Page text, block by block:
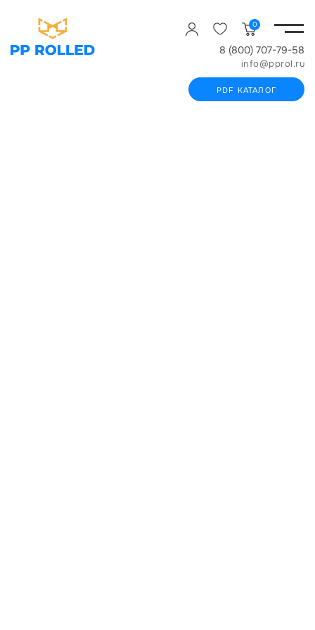
0
8 (800) 707-79-58
info@pprol.ru
PDF КАТАЛОГ